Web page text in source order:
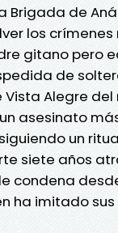
Brigada de
los
gitano pero
de
Alegre
asesinato
un
siete años
condena
ha imitado